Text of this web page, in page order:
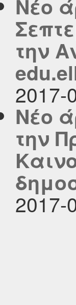
Νέο
την
2017-
Νέο
την
2017-